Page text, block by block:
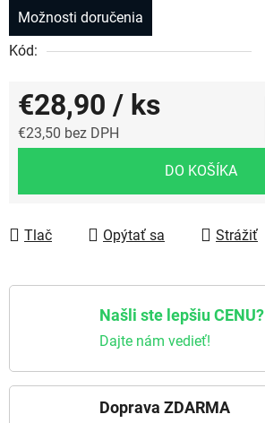
Možnosti doručenia
Kód:
€28,90 / ks
€23,50 bez DPH
DO KOŠÍKA
Tlač Opýtať sa Strážiť
Našli ste lepšiu CENU?
Dajte nám vedieť!
Doprava ZDARMA